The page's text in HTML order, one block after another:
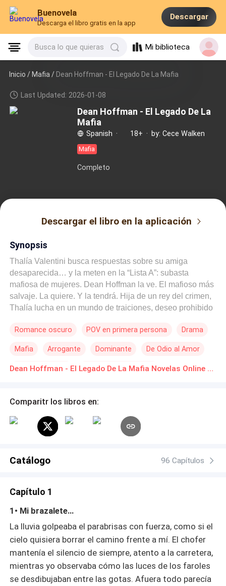
Buenovela
Descarga el libro gratis en la app
Descargar
Busca lo que quieras Mi biblioteca
Inicio /Mafia / Dean Hoffman - El Legado De La Mafia
Last Updated: 2026-01-08
Dean Hoffman - El Legado De La
Mafia
Spanish · 18+ · by: Cece Walken
Mafia
Completo
Descargar el libro en la aplicación
Synopsis
Thalía Valentini busca respuestas sobre su amiga
desaparecida… y la meten en la “Lista A”: subasta
mafiosa de mujeres. Dean Hoffman la ve. El mafioso más
salvaje. La quiere. Y la tendrá. Hija de un rey del crimen,
Thalía lucha en un mundo de traiciones, deseo prohibido
Romance oscuro POV en primera persona Drama
Mafia Arrogante Dominante De Odio al Amor
Arrepentimiento Segunda Oportunidad Dean Hoffman - El Legado De La Mafia Novelas Online Descarga gratuita de PDF
Comparitr los libros en:
Catálogo 96 Capítulos
Capítulo 1
1• Mi brazalete…
La lluvia golpeaba el parabrisas con fuerza, como si el
cielo quisiera borrar el camino frente a mí. El chofer
mantenía el silencio de siempre, atento a la carretera,
mientras yo observaba cómo las luces de los faroles
se desdibujaban entre las gotas. Afuera todo parecía